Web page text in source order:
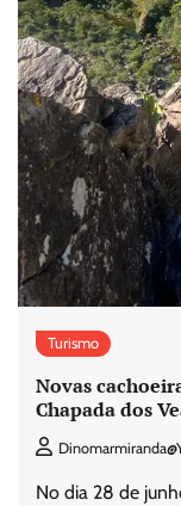
Turismo
Novas
Chapada dos
No dia 28 de